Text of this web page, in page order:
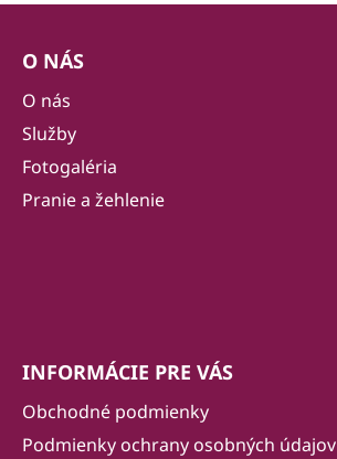
O NÁS
O nás
Služby
Fotogaléria
Pranie a žehlenie
INFORMÁCIE PRE VÁS
Obchodné podmienky
Podmienky ochrany osobných údajov